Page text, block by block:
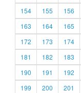
154
155 156
163
164 165
172
173 174
181
182 183
190
191 192
199
200 201